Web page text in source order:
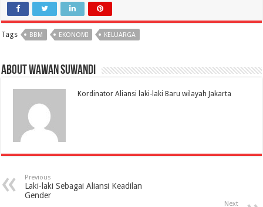
Tags BBM EKONOMI KELUARGA
About Wawan Suwandi
Kordinator Aliansi laki-laki Baru wilayah Jakarta
Previous
Laki-laki Sebagai Aliansi Keadilan
Gender
Next